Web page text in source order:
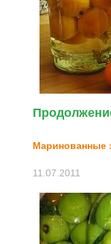
Маринованные
11.07.2011